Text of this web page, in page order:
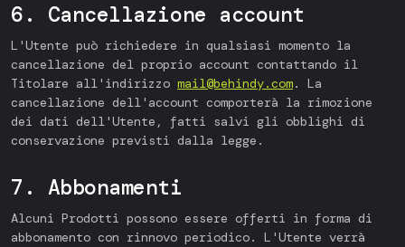
6. Cancellazione account
L'Utente può richiedere in qualsiasi momento la
cancellazione del proprio account contattando il
Titolare all'indirizzo mail@behindy.com. La
cancellazione dell'account comporterà la rimozione
dei dati dell'Utente, fatti salvi gli obblighi di
conservazione previsti dalla legge.
7. Abbonamenti
Alcuni Prodotti possono essere offerti in forma di
abbonamento con rinnovo periodico. L'Utente verrà